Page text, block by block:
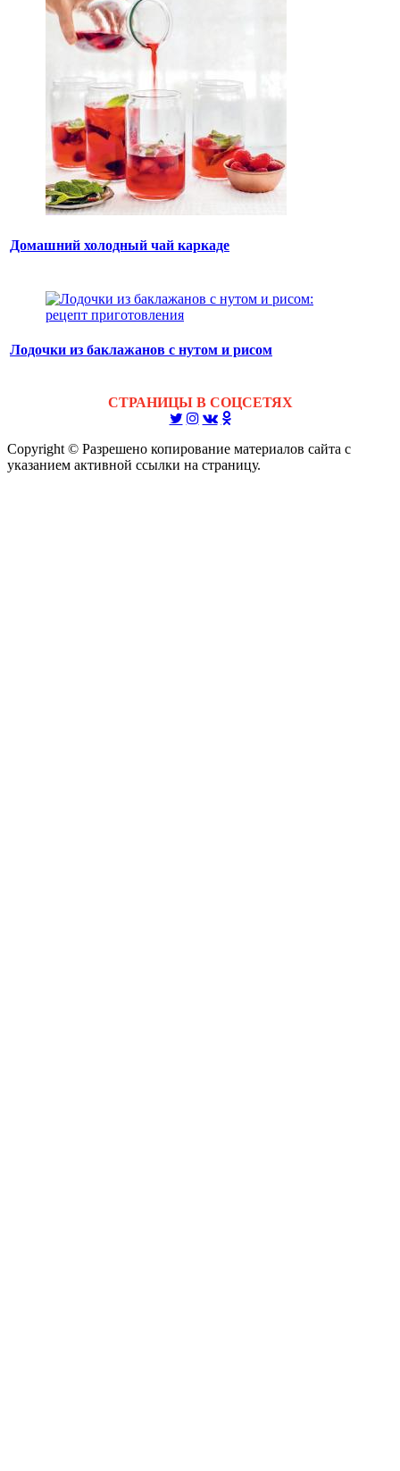
Домашний холодный чай каркаде
Лодочки из баклажанов с нутом и рисом
СТРАНИЦЫ В СОЦСЕТЯХ
Copyright © Разрешено копирование материалов сайта с
указанием активной ссылки на страницу.